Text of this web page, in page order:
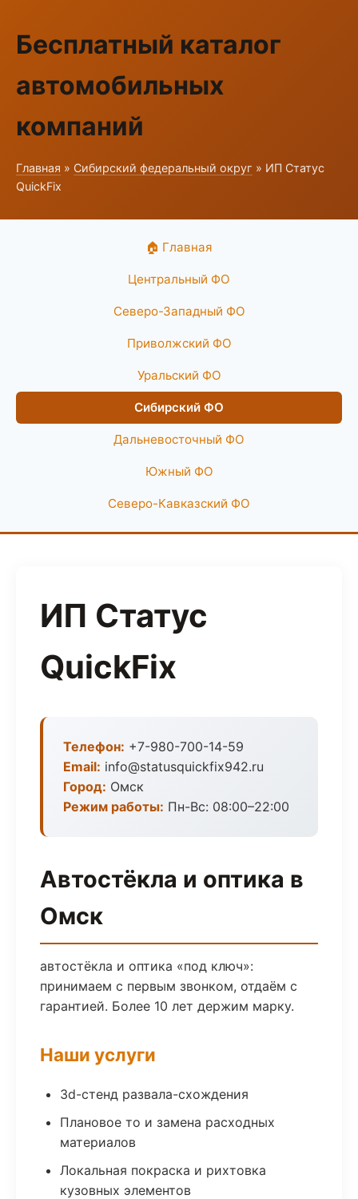
Бесплатный каталог
автомобильных
компаний
Главная » Сибирский федеральный округ » ИП Статус
QuickFix
🏠 Главная
Центральный ФО
Северо-Западный ФО
Приволжский ФО
Уральский ФО
Сибирский ФО
Дальневосточный ФО
Южный ФО
Северо-Кавказский ФО
ИП Статус
QuickFix
Телефон: +7-980-700-14-59
Email: info@statusquickfix942.ru
Город: Омск
Режим работы: Пн-Вс: 08:00–22:00
Автостёкла и оптика в
Омск
автостёкла и оптика «под ключ»:
принимаем с первым звонком, отдаём с
гарантией. Более 10 лет держим марку.
Наши услуги
3d-стенд развала-схождения
Плановое то и замена расходных
материалов
Локальная покраска и рихтовка
кузовных элементов